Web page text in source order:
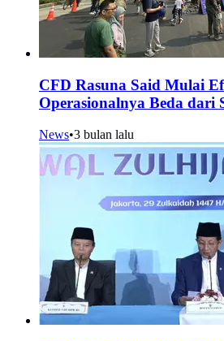
CFD Rasuna Said Mulai
Operasionalnya Beda dari
News•3 bulan lalu